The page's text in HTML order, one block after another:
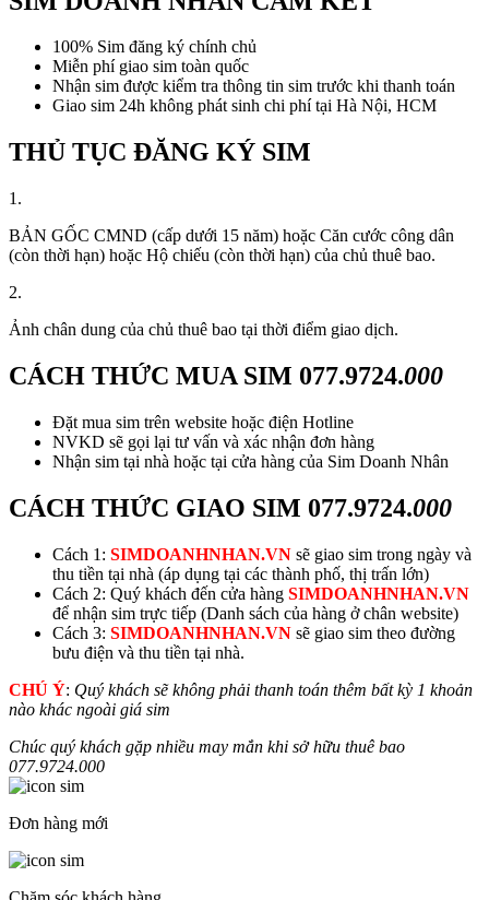
100% Sim đăng ký chính chủ
Miễn phí giao sim toàn quốc
Nhận sim được kiểm tra thông tin sim trước khi thanh toán
Giao sim 24h không phát sinh chi phí tại Hà Nội, HCM
THỦ TỤC ĐĂNG KÝ SIM
1.
BẢN GỐC CMND (cấp dưới 15 năm) hoặc Căn cước công dân
(còn thời hạn) hoặc Hộ chiếu (còn thời hạn) của chủ thuê bao.
2.
Ảnh chân dung của chủ thuê bao tại thời điểm giao dịch.
CÁCH THỨC MUA SIM 077.9724.000
Đặt mua sim trên website hoặc điện Hotline
NVKD sẽ gọi lại tư vấn và xác nhận đơn hàng
Nhận sim tại nhà hoặc tại cửa hàng của Sim Doanh Nhân
CÁCH THỨC GIAO SIM 077.9724.000
Cách 1: SIMDOANHNHAN.VN sẽ giao sim trong ngày và
thu tiền tại nhà (áp dụng tại các thành phố, thị trấn lớn)
Cách 2: Quý khách đến cửa hàng SIMDOANHNHAN.VN
để nhận sim trực tiếp (Danh sách của hàng ở chân website)
Cách 3: SIMDOANHNHAN.VN sẽ giao sim theo đường
bưu điện và thu tiền tại nhà.
CHÚ Ý: Quý khách sẽ không phải thanh toán thêm bất kỳ 1 khoản
nào khác ngoài giá sim
Chúc quý khách gặp nhiều may mắn khi sở hữu thuê bao
077.9724.000
Đơn hàng mới